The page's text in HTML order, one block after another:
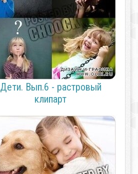
Дети. Вып.6 - растровый
клипарт